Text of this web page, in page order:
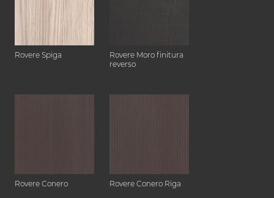
Rovere Spiga
Rovere Moro finitura
reverso
Rovere Conero Rovere Conero Riga